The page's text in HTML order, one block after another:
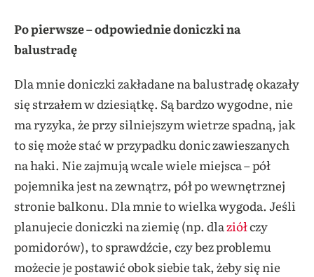
Po pierwsze – odpowiednie doniczki na
balustradę
Dla mnie doniczki zakładane na balustradę okazały
się strzałem w dziesiątkę. Są bardzo wygodne, nie
ma ryzyka, że przy silniejszym wietrze spadną, jak
to się może stać w przypadku donic zawieszanych
na haki. Nie zajmują wcale wiele miejsca – pół
pojemnika jest na zewnątrz, pół po wewnętrznej
stronie balkonu. Dla mnie to wielka wygoda. Jeśli
planujecie doniczki na ziemię (np. dlaziółczy
pomidorów), to sprawdźcie, czy bez problemu
możecie je postawić obok siebie tak, żeby się nie